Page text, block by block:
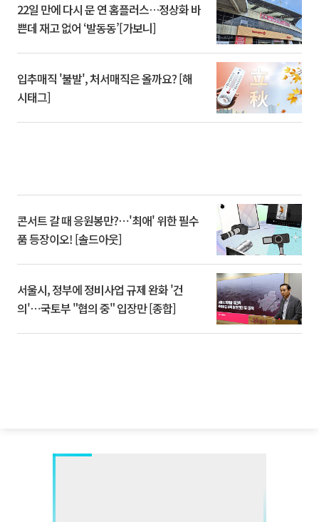
22일 만에 다시 문 연 홈플러스…정상화 바
쁜데 재고 없어 ‘발동동’[가보니]
입추매직 '불발', 처서매직은 올까요? [해
시태그]
콘서트 갈 때 응원봉만?⋯'최애' 위한 필수
품 등장이오! [솔드아웃]
서울시, 정부에 정비사업 규제 완화 '건
의'⋯국토부 "협의 중" 입장만 [종합]